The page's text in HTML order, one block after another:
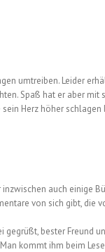
umtreiben. Leider
Spaß hat er aber mit
Herz höher schlagen
auch einige
von sich gibt, die
bester Freund
kommt ihm beim